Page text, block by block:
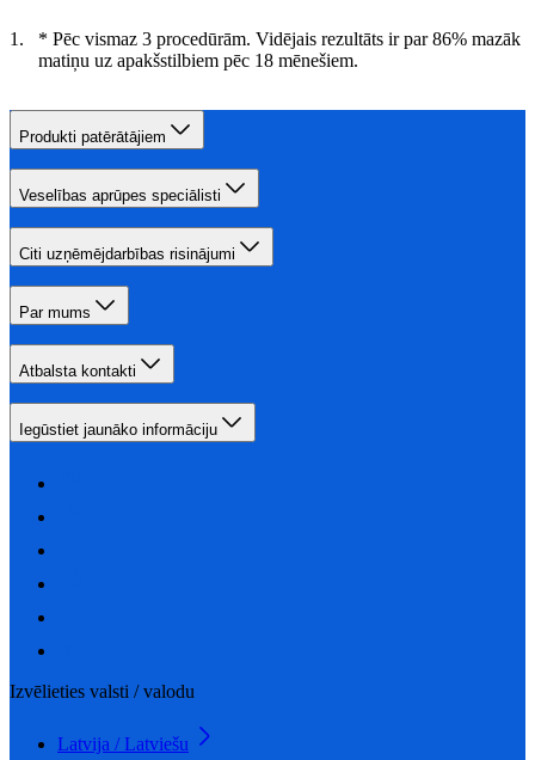
* Pēc vismaz 3 procedūrām. Vidējais rezultāts ir par 86% mazāk
matiņu uz apakšstilbiem pēc 18 mēnešiem.
Produkti patērātājiem
Veselības aprūpes speciālisti
Citi uzņēmējdarbības risinājumi
Par mums
Atbalsta kontakti
Iegūstiet jaunāko informāciju
Izvēlieties valsti / valodu
Latvija / Latviešu